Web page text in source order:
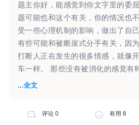
一个情绪感受的背后有哪些念头和
感受和觉察。因为这对你来说，看
一种情绪感受。 另外看起来你对女
对孩子非常的重视。孩子对于你们
也有些在乎，外在表现上或许有些
的再婚，是否对孩子学习有影响，
这一个不完全一定存在。或许这一
子的抚养费用问题，你的那一个反
题主你好，能感觉到你文字里的委
题可能也和这个有关，你的情况也
受一些心理机制的影响，做出了自
有些可能和被断崖式分手有关，因
打断人正在发生的很多情感，就像
车一样。 那些没有被消化的感觉有
时候人还会像以前一样，本能地向
束”，由此产生的一些自责也是，通
...全文
评论 0 有用 8